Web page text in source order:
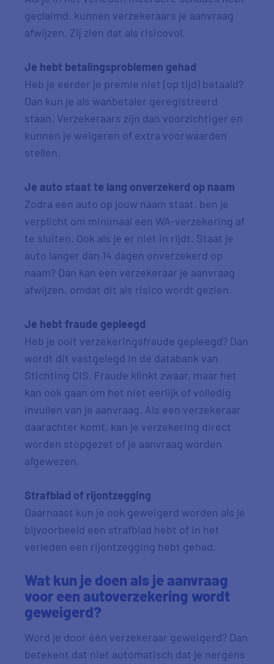
geclaimd, kunnen verzekeraars je aanvraag
afwijzen. Zij zien dat als risicovol.
Je hebt betalingsproblemen gehad
Heb je eerder je premie niet (op tijd) betaald?
Dan kun je als wanbetaler geregistreerd
staan. Verzekeraars zijn dan voorzichtiger en
kunnen je weigeren of extra voorwaarden
stellen.
Je auto staat te lang onverzekerd op naam
Zodra een auto op jouw naam staat, ben je
verplicht om minimaal een WA-verzekering af
te sluiten. Ook als je er niet in rijdt. Staat je
auto langer dan 14 dagen onverzekerd op
naam? Dan kan een verzekeraar je aanvraag
afwijzen, omdat dit als risico wordt gezien.
Je hebt fraude gepleegd
Heb je ooit verzekeringsfraude gepleegd? Dan
wordt dit vastgelegd in de databank van
Stichting CIS. Fraude klinkt zwaar, maar het
kan ook gaan om het niet eerlijk of volledig
invullen van je aanvraag. Als een verzekeraar
daarachter komt, kan je verzekering direct
worden stopgezet of je aanvraag worden
afgewezen.
Strafblad of rijontzegging
Daarnaast kun je ook geweigerd worden als je
bijvoorbeeld een strafblad hebt of in het
verleden een rijontzegging hebt gehad.
Wat kun je doen als je aanvraag
voor een autoverzekering wordt
geweigerd?
Word je door één verzekeraar geweigerd? Dan
betekent dat niet automatisch dat je nergens